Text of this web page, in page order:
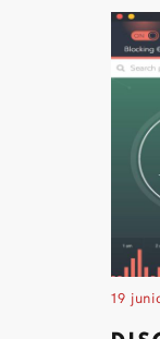
19